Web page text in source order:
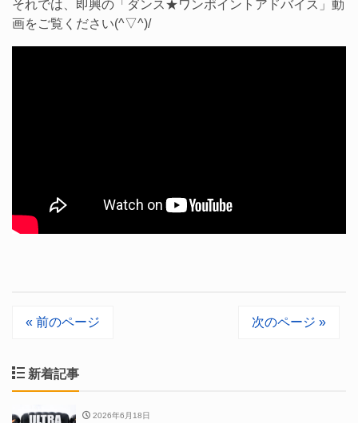
それでは、即興の「ダンス★ワンポイントアドバイス」動
画をご覧ください(^▽^)/
« 前のページ 次のページ »
新着記事
2026年6月18日